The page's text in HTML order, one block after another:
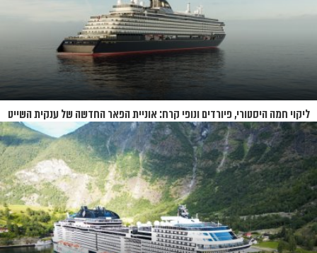
ליקוי חמה היסטורי, פיורדים ונופי קרח: אוניית הפאר החדשה של ענקית השייט
תושק בקיץ 2026